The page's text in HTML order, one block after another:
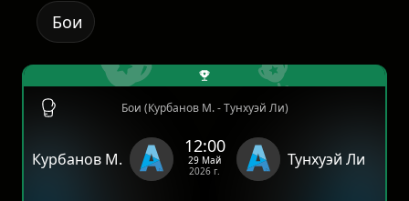
Бои
Бои (Курбанов М. - Тунхуэй Ли)
Курбанов М.
12:00
29 Май
2026 г.
Тунхуэй Ли